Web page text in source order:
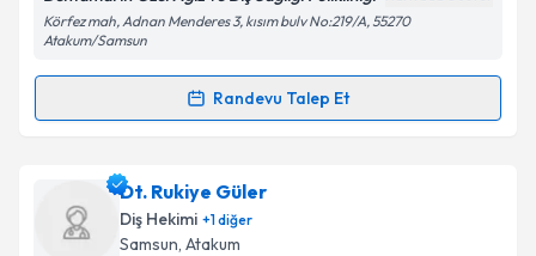
Kişisel verilerimin işlenmesine ilişkin
Metni'ni okudum ve kişisel verilerimin belirtilen
Takvim Talebini Gönder
Körfez mah, Adnan Menderes 3, kısım bulv No:219/A, 55270
Atakum/Samsun
Randevu Talep Et
Randevu Takvimi Talebi
Prof. Dr. Dt. Bora Özden
oluşturun. Size bu uzmandan randevu almanız için bir
takvim hazırlandığında e-posta ile bilgilendireceğiz.
Dt. Rukiye Güler
Diş Hekimi +1diğer
Samsun, Atakum